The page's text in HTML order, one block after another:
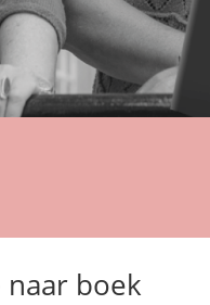
naar boek